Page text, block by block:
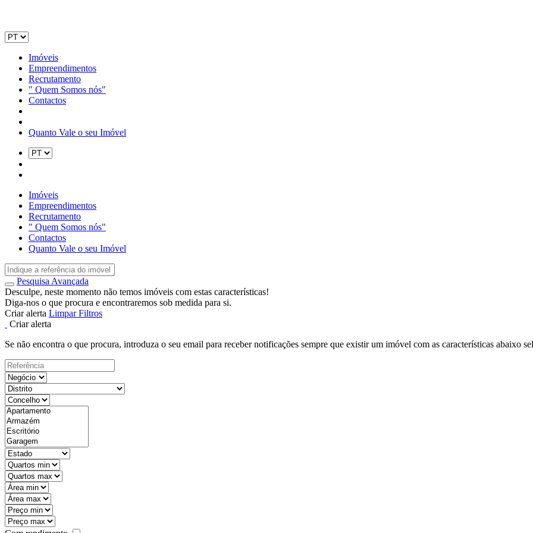
Imóveis
Empreendimentos
Recrutamento
" Quem Somos nós"
Contactos
Quanto Vale o seu Imóvel
Imóveis
Empreendimentos
Recrutamento
" Quem Somos nós"
Contactos
Quanto Vale o seu Imóvel
Pesquisa Avançada
Desculpe, neste momento não temos imóveis com estas características!
Diga-nos o que procura e encontraremos sob medida para si.
Criar alerta Limpar Filtros
Criar alerta
Se não encontra o que procura, introduza o seu email para receber notificações sempre que existir um imóvel com as características abaixo